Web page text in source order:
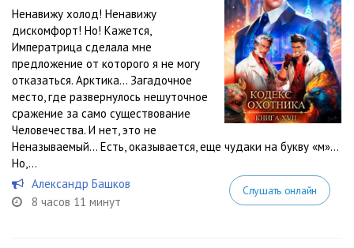
Ненавижу холод! Ненавижу
дискомфорт! Но! Кажется,
Императрица сделала мне
предложение от которого я не могу
отказаться. Арктика… Загадочное
место, где развернулось нешуточное
сражение за само существование
Человечества. И нет, это не
Неназываемый… Есть, оказывается, еще чудаки на букву «м»…
Но,...
Александр Башков
8 часов 11 минут
Слушать онлайн